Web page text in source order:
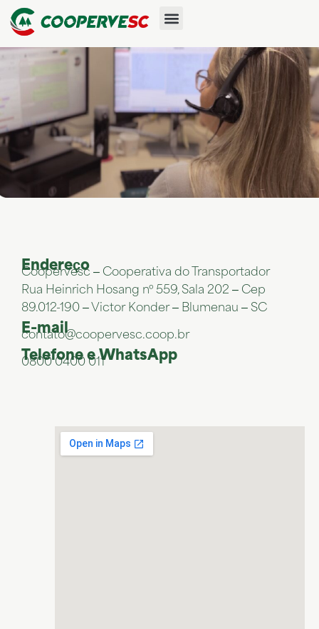
Endereço
Coopervesc – Cooperativa do Transportador
Rua Heinrich Hosang nº 559, Sala 202 – Cep
89.012-190 – Victor Konder – Blumenau – SC
E-mail
contato@coopervesc.coop.br
Telefone e WhatsApp
0800 0400 011